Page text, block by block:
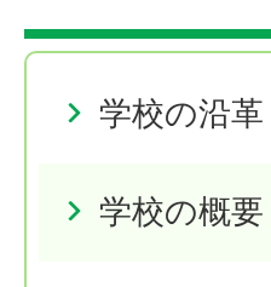
学校の沿革
学校の概要